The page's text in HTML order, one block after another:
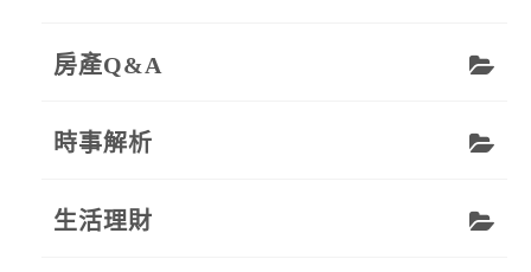
房產Q&A
時事解析
生活理財